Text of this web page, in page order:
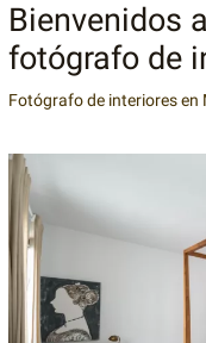
Bienvenidos
fotógrafo de
Fotógrafo de interiores en